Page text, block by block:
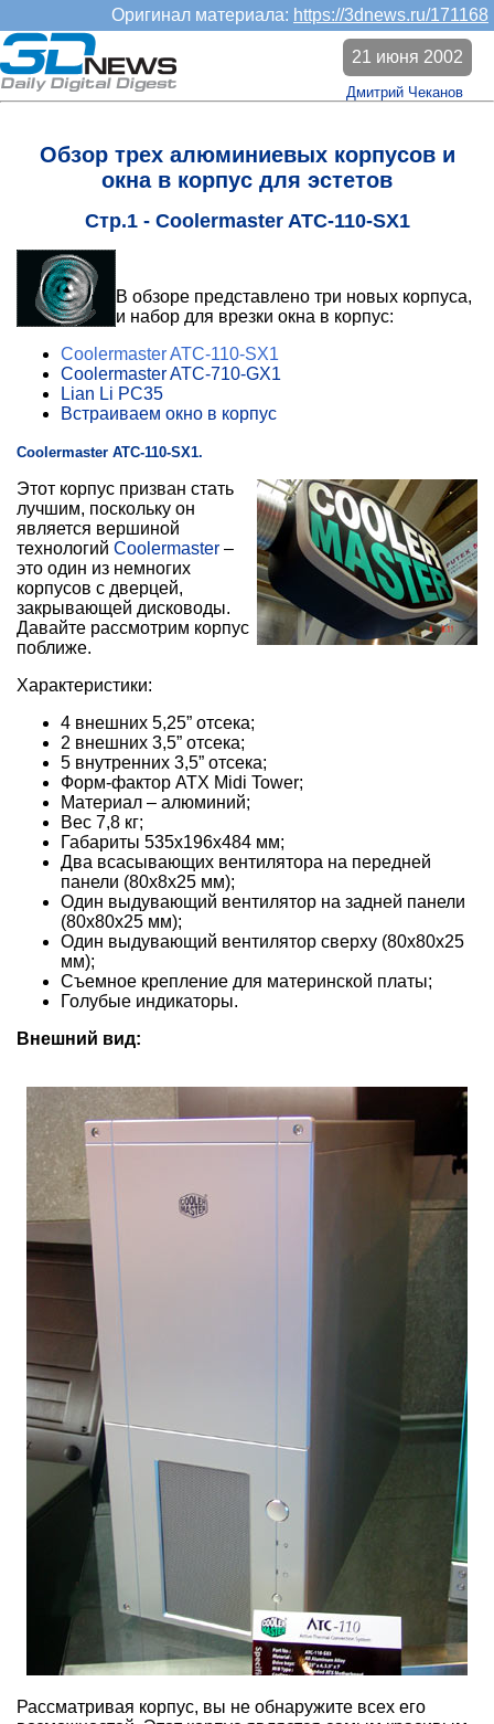
Оригинал материала: https://3dnews.ru/171168
Обзор трех алюминиевых корпусов и
окна в корпус для эстетов
21 июня 2002
Дмитрий Чеканов
Стр.1 - Coolermaster ATC-110-SX1
В обзоре представлено три новых корпуса,
и набор для врезки окна в корпус:
Coolermaster ATC-110-SX1
Coolermaster ATC-710-GX1
Lian Li PC35
Встраиваем окно в корпус
Coolermaster ATC-110-SX1.
Этот корпус призван стать
лучшим, поскольку он
является вершиной
технологий Coolermaster –
это один из немногих
корпусов с дверцей,
закрывающей дисководы.
Давайте рассмотрим корпус
поближе.
Характеристики:
4 внешних 5,25” отсека;
2 внешних 3,5” отсека;
5 внутренних 3,5” отсека;
Форм-фактор ATX Midi Tower;
Материал – алюминий;
Вес 7,8 кг;
Габариты 535x196x484 мм;
Два всасывающих вентилятора на передней
панели (80x8x25 мм);
Один выдувающий вентилятор на задней панели
(80x80x25 мм);
Один выдувающий вентилятор сверху (80x80x25
мм);
Съемное крепление для материнской платы;
Голубые индикаторы.
Внешний вид:
Рассматривая корпус, вы не обнаружите всех его